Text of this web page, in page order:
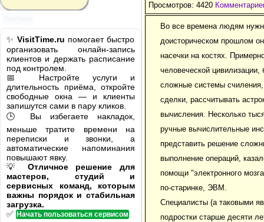
✨ VisitTime.ru помогает быстро
организовать онлайн-запись
клиентов и держать расписание
под контролем.
📅 Настройте услуги и
длительность приёма, откройте
свободные окна — и клиенты
запишутся сами в пару кликов.
🕒 Вы избегаете накладок,
меньше тратите времени на
переписки и звонки, а
автоматические напоминания
повышают явку.
💡 Отличное решение для
мастеров, студий и
сервисных команд, которым
важны порядок и стабильная
загрузка.
✅ Начать пользоваться сервисом
Просмотров: 4420
Во все времена людям
доисторическом прошлом
насечки на костях.
человеческой
сложные системы
сделки, рассчитывать
вычисления. Несколько
ручные вычислительные
представить решение
выполнение операций,
помощи "электронного
по-старинке, ЭВМ.
Специалисты (а таковыми
подростки старше десяти